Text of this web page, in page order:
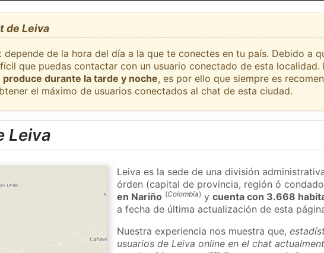
de Leiva
depende de la hora del día a la que te conectes en tu país. Debido a
que puedas contactar con un usuario conectado de esta localidad.
durante la tarde y noche, es por ello que siempre es
el máximo de usuarios conectados al chat de esta ciudad.
Leiva
Leiva es la sede de una división
órden (capital de provincia, región ó
en Nariño (Colombia) ycuenta con 3.668
a fecha de última actualización de esta
Nuestra experiencia nos muestra que,
usuarios de Leiva online en el chat